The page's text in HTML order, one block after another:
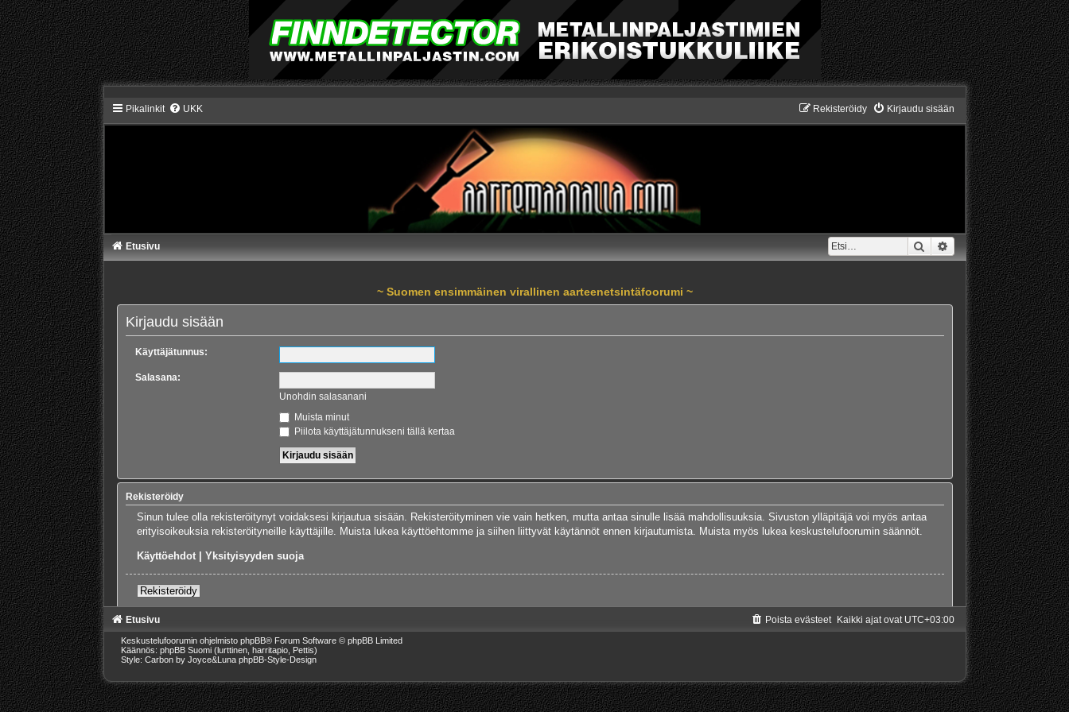
Pikalinkit UKK Kirjaudu sisään
Rekisteröidy
Etsi Tarkennettu haku
Etusivu
~ Suomen ensimmäinen virallinen aarteenetsintäfoorumi ~
Kirjaudu sisään
Käyttäjätunnus:
Salasana:
Unohdin salasanani
Muista minut
Piilota käyttäjätunnukseni tällä kertaa
Rekisteröidy
Sinun tulee olla rekisteröitynyt voidaksesi kirjautua sisään. Rekisteröityminen vie vain hetken, mutta antaa sinulle lisää mahdollisuuksia. Sivuston ylläpitäjä voi myös antaa
erityisoikeuksia rekisteröityneille käyttäjille. Muista lukea käyttöehtomme ja siihen liittyvät käytännöt ennen kirjautumista. Muista myös lukea keskustelufoorumin säännöt.
Käyttöehdot |Yksityisyyden suoja
Rekisteröidy
Etusivu Kaikki ajat ovat UTC+03:00
Poista evästeet
Keskustelufoorumin ohjelmisto phpBB® Forum Software © phpBB Limited
Käännös: phpBB Suomi (lurttinen, harritapio, Pettis)
Style: Carbon by Joyce&Luna phpBB-Style-Design